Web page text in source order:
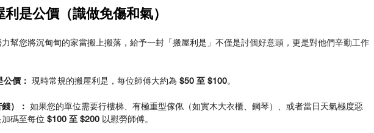
是公價（識做免傷和氣）
幫您將沉甸甸的家當搬上搬落，給予一封「搬屋利是」不僅是討個好意頭，更是對他們辛勤工作
價： 現時常規的搬屋利是，每位師傅大約為 $50 至 $100。
）： 如果您的單位需要行樓梯、有極重型傢俬（如實木大衣櫃、鋼琴）、或者當日天氣極度惡
碼至每位 $100 至 $200 以慰勞師傅。